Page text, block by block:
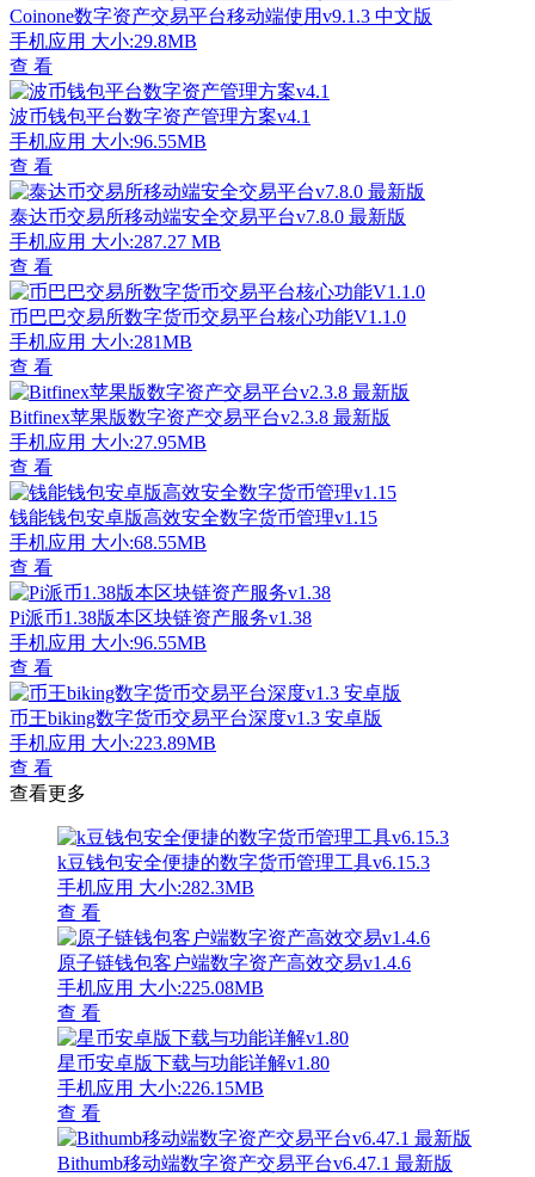
Coinone数字资产交易平台移动端使用v9.1.3 中文版
手机应用 大小:29.8MB
查 看
波币钱包平台数字资产管理方案v4.1
手机应用 大小:96.55MB
查 看
泰达币交易所移动端安全交易平台v7.8.0 最新版
手机应用 大小:287.27 MB
查 看
币巴巴交易所数字货币交易平台核心功能V1.1.0
手机应用 大小:281MB
查 看
Bitfinex苹果版数字资产交易平台v2.3.8 最新版
手机应用 大小:27.95MB
查 看
钱能钱包安卓版高效安全数字货币管理v1.15
手机应用 大小:68.55MB
查 看
Pi派币1.38版本区块链资产服务v1.38
手机应用 大小:96.55MB
查 看
币王biking数字货币交易平台深度v1.3 安卓版
手机应用 大小:223.89MB
查 看
查看更多
k豆钱包安全便捷的数字货币管理工具v6.15.3
手机应用 大小:282.3MB
查 看
原子链钱包客户端数字资产高效交易v1.4.6
手机应用 大小:225.08MB
查 看
星币安卓版下载与功能详解v1.80
手机应用 大小:226.15MB
查 看
Bithumb移动端数字资产交易平台v6.47.1 最新版